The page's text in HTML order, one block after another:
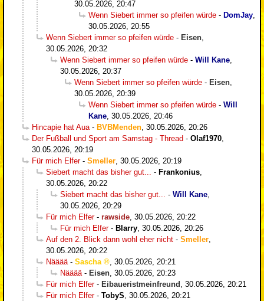
30.05.2026, 20:47
Wenn Siebert immer so pfeifen würde - DomJay
30.05.2026, 20:55
Wenn Siebert immer so pfeifen würde - Eisen
30.05.2026, 20:32
Wenn Siebert immer so pfeifen würde - Will Kane
30.05.2026, 20:37
Wenn Siebert immer so pfeifen würde - Eisen
30.05.2026, 20:39
Wenn Siebert immer so pfeifen würde - Will
Kane 30.05.2026, 20:46
Hincapie hat Aua - BVBMenden 30.05.2026, 20:26
Der Fußball und Sport am Samstag - Thread - Olaf1970
30.05.2026, 20:19
Für mich Elfer- Smeller 30.05.2026, 20:19
Siebert macht das bisher gut...
- Frankonius
30.05.2026, 20:22
Siebert macht das bisher gut...
- Will Kane
30.05.2026, 20:29
Für mich Elfer- rawside 30.05.2026, 20:22
Für mich Elfer- Blarry 30.05.2026, 20:26
Auf den 2. Blick dann wohl eher nicht - Smeller
30.05.2026, 20:22
Nääää - Sascha
30.05.2026, 20:21
Nääää - Eisen 30.05.2026, 20:23
Für mich Elfer- Eibaueristmeinfreund
30.05.2026, 20:21
Für mich Elfer- TobyS 30.05.2026, 20:21